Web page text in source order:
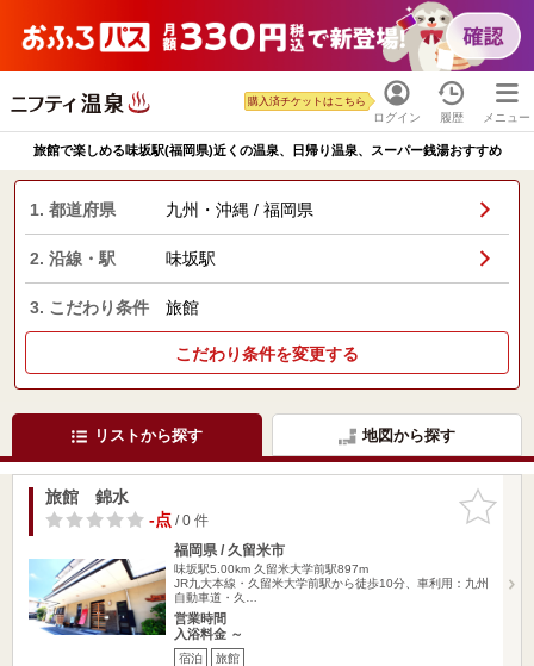
ログイン
購入済チケットはこちら
履歴 メニュー
旅館で楽しめる味坂駅(福岡県)近くの温泉、日帰り温泉、スーパー銭湯おすすめ
1. 都道府県 九州・沖縄 / 福岡県
2. 沿線・駅 味坂駅
3. こだわり条件 旅館
こだわり条件を変更する
リストから探す 地図から探す
お気に入
りに追加
旅館 錦水
-点/ 0 件
福岡県 / 久留米市
味坂駅5.00km 久留米大学前駅897m
JR九大本線・久留米大学前駅から徒歩10分、車利用：九州
自動車道・久…
営業時間
入浴料金 ～
宿泊 旅館